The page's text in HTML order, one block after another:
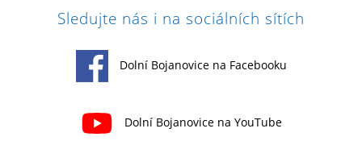
Sledujte nás i na sociálních sítích
Dolní Bojanovice na Facebooku
Dolní Bojanovice na YouTube